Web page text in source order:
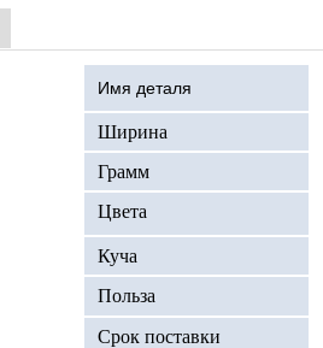
Имя деталя
Ширина
Грамм
Цвета
Куча
Польза
Срок поставки